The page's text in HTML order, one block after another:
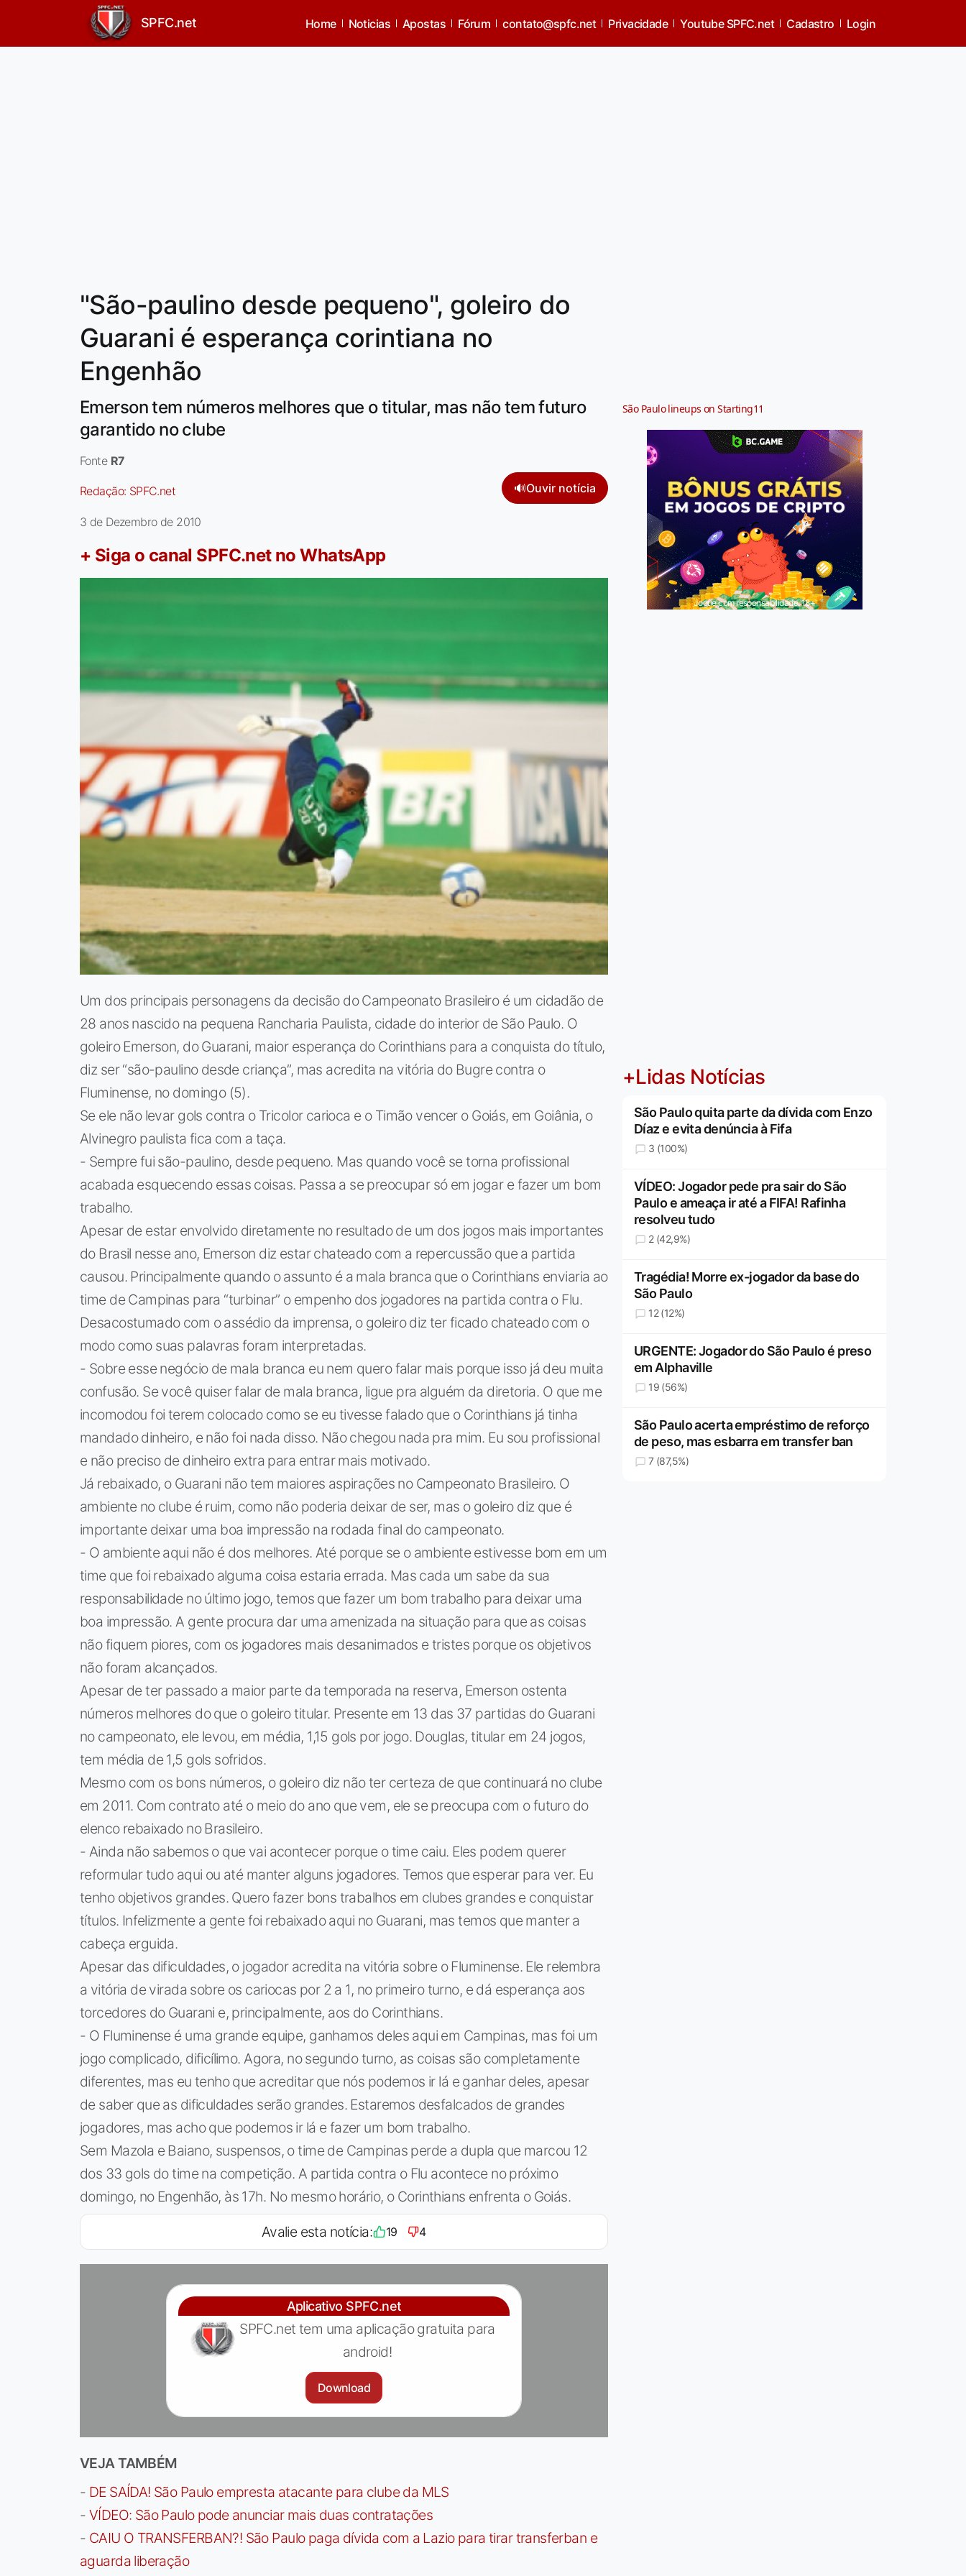
SPFC.net Home Noticias Apostas Fórum contato@spfc.net Privacidade Youtube SPFC.net Cadastro Login
"São-paulino desde pequeno", goleiro do
Guarani é esperança corintiana no
Engenhão
Emerson tem números melhores que o titular, mas não tem futuro
garantido no clube
Fonte R7
Redação: SPFC.net 🔊Ouvir notícia
3 de Dezembro de 2010
+ Siga o canal SPFC.net no WhatsApp
Um dos principais personagens da decisão do Campeonato Brasileiro é um cidadão de
28 anos nascido na pequena Rancharia Paulista, cidade do interior de São Paulo. O
goleiro Emerson, do Guarani, maior esperança do Corinthians para a conquista do título,
diz ser “são-paulino desde criança”, mas acredita na vitória do Bugre contra o
Fluminense, no domingo (5).
Se ele não levar gols contra o Tricolor carioca e o Timão vencer o Goiás, em Goiânia, o
Alvinegro paulista fica com a taça.
- Sempre fui são-paulino, desde pequeno. Mas quando você se torna profissional
acabada esquecendo essas coisas. Passa a se preocupar só em jogar e fazer um bom
trabalho.
Apesar de estar envolvido diretamente no resultado de um dos jogos mais importantes
do Brasil nesse ano, Emerson diz estar chateado com a repercussão que a partida
causou. Principalmente quando o assunto é a mala branca que o Corinthians enviaria ao
time de Campinas para “turbinar” o empenho dos jogadores na partida contra o Flu.
Desacostumado com o assédio da imprensa, o goleiro diz ter ficado chateado com o
modo como suas palavras foram interpretadas.
- Sobre esse negócio de mala branca eu nem quero falar mais porque isso já deu muita
confusão. Se você quiser falar de mala branca, ligue pra alguém da diretoria. O que me
incomodou foi terem colocado como se eu tivesse falado que o Corinthians já tinha
mandado dinheiro, e não foi nada disso. Não chegou nada pra mim. Eu sou profissional
e não preciso de dinheiro extra para entrar mais motivado.
Já rebaixado, o Guarani não tem maiores aspirações no Campeonato Brasileiro. O
ambiente no clube é ruim, como não poderia deixar de ser, mas o goleiro diz que é
importante deixar uma boa impressão na rodada final do campeonato.
- O ambiente aqui não é dos melhores. Até porque se o ambiente estivesse bom em um
time que foi rebaixado alguma coisa estaria errada. Mas cada um sabe da sua
responsabilidade no último jogo, temos que fazer um bom trabalho para deixar uma
boa impressão. A gente procura dar uma amenizada na situação para que as coisas
não fiquem piores, com os jogadores mais desanimados e tristes porque os objetivos
não foram alcançados.
Apesar de ter passado a maior parte da temporada na reserva, Emerson ostenta
números melhores do que o goleiro titular. Presente em 13 das 37 partidas do Guarani
no campeonato, ele levou, em média, 1,15 gols por jogo. Douglas, titular em 24 jogos,
tem média de 1,5 gols sofridos.
Mesmo com os bons números, o goleiro diz não ter certeza de que continuará no clube
em 2011. Com contrato até o meio do ano que vem, ele se preocupa com o futuro do
elenco rebaixado no Brasileiro.
- Ainda não sabemos o que vai acontecer porque o time caiu. Eles podem querer
reformular tudo aqui ou até manter alguns jogadores. Temos que esperar para ver. Eu
tenho objetivos grandes. Quero fazer bons trabalhos em clubes grandes e conquistar
títulos. Infelizmente a gente foi rebaixado aqui no Guarani, mas temos que manter a
cabeça erguida.
Apesar das dificuldades, o jogador acredita na vitória sobre o Fluminense. Ele relembra
a vitória de virada sobre os cariocas por 2 a 1, no primeiro turno, e dá esperança aos
torcedores do Guarani e, principalmente, aos do Corinthians.
- O Fluminense é uma grande equipe, ganhamos deles aqui em Campinas, mas foi um
jogo complicado, dificílimo. Agora, no segundo turno, as coisas são completamente
diferentes, mas eu tenho que acreditar que nós podemos ir lá e ganhar deles, apesar
de saber que as dificuldades serão grandes. Estaremos desfalcados de grandes
jogadores, mas acho que podemos ir lá e fazer um bom trabalho.
Sem Mazola e Baiano, suspensos, o time de Campinas perde a dupla que marcou 12
dos 33 gols do time na competição. A partida contra o Flu acontece no próximo
domingo, no Engenhão, às 17h. No mesmo horário, o Corinthians enfrenta o Goiás.
Avalie esta notícia: 19 4
Aplicativo SPFC.net
SPFC.net tem uma aplicação gratuita para
android!
Download
VEJA TAMBÉM
- DE SAÍDA! São Paulo empresta atacante para clube da MLS
- VÍDEO: São Paulo pode anunciar mais duas contratações
- CAIU O TRANSFERBAN?! São Paulo paga dívida com a Lazio para tirar transferban e
aguarda liberação
São Paulo lineups on Starting11
Jogue com responsabilidade. 18+
+Lidas Notícias
São Paulo quita parte da dívida com Enzo
Díaz e evita denúncia à Fifa
3 (100%)
VÍDEO: Jogador pede pra sair do São
Paulo e ameaça ir até a FIFA! Rafinha
resolveu tudo
2 (42,9%)
Tragédia! Morre ex-jogador da base do
São Paulo
12 (12%)
URGENTE: Jogador do São Paulo é preso
em Alphaville
19 (56%)
São Paulo acerta empréstimo de reforço
de peso, mas esbarra em transfer ban
7 (87,5%)